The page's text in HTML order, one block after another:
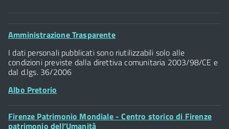
Comune di Firenze
Palazzo Vecchio
Piazza della Signoria - 50122, Firenze
P.IVA 01307110484
Posta Elettronica Certificata
Footer
Amministrazione Trasparente
I dati personali pubblicati sono riutilizzabili solo alle
condizioni previste dalla direttiva comunitaria 2003/98/CE e
dal d.lgs. 36/2006
Albo Pretorio
Footer
Widget
Firenze Patrimonio Mondiale - Centro storico di Firenze
patrimonio dell’Umanità